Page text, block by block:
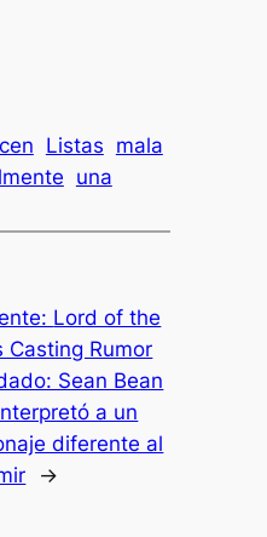
Listas mala
una
Lord of the
Casting Rumor
Sean Bean
a un
diferente al
→